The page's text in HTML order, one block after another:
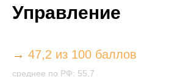
Управление
→ 47,2 из 100 баллов
среднее по РФ: 55,7